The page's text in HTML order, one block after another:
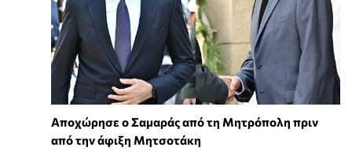
Αποχώρησε ο Σαμαράς από τη Μητρόπολη πριν
από την άφιξη Μητσοτάκη